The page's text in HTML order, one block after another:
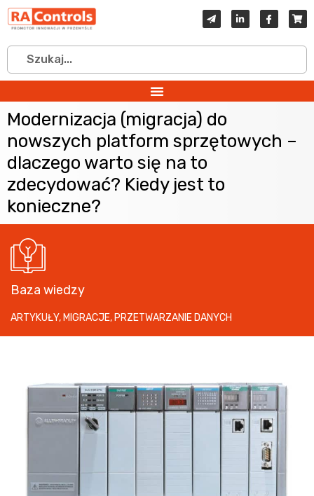
Baza wiedzy
ARTYKUŁY, MIGRACJE, PRZETWARZANIE DANYCH
Modernizacja (migracja) do
nowszych platform sprzętowych –
dlaczego warto się na to
zdecydować? Kiedy jest to
konieczne?